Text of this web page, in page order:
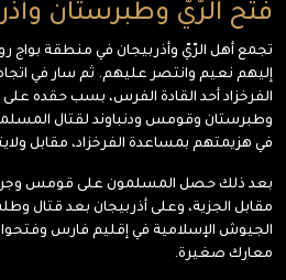
فتح الرّيّ وطبرستان
تجمع أهل الرّيّ وأذربيجان في منطقة بواج
إليهم نعيم وانتصر عليهم. ثم سار في
الفرخزاد أحد القادة الفرس، بسب حقده
وطبرستان وقومس ودنباوند لقتال
في هزيمتهم بمساعدة الفرخزاد، مقابل
بعد ذلك حصل المسلمون على قومس
مقابل الجزية، وعلى أذربيجان بعد قتال
الجيوش الإسلامية في إقليم فارس
معارك صغيرة.